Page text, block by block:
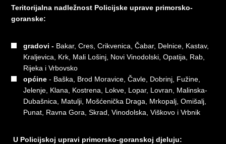
Teritorijalna nadležnost Policijske uprave primorsko-
goranske:
gradovi - Bakar, Cres, Crikvenica, Čabar, Delnice, Kastav,
Kraljevica, Krk, Mali Lošinj, Novi Vinodolski, Opatija, Rab,
Rijeka i Vrbovsko
općine - Baška, Brod Moravice, Čavle, Dobrinj, Fužine,
Jelenje, Klana, Kostrena, Lokve, Lopar, Lovran, Malinska-
Dubašnica, Matulji, Mošćenička Draga, Mrkopalj, Omišalj,
Punat, Ravna Gora, Skrad, Vinodolska, Viškovo i Vrbnik
U Policijskoj upravi primorsko-goranskoj djeluju: